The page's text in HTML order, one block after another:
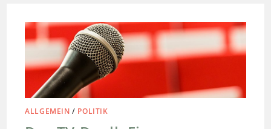
ALLGEMEIN / POLITIK